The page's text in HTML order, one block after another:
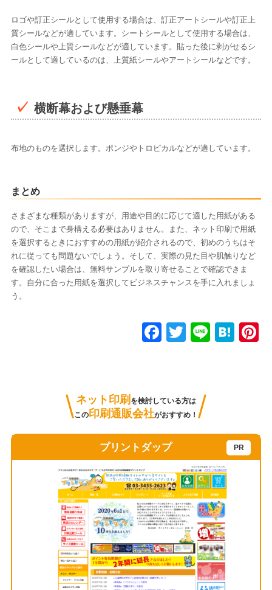
ロゴや訂正シールとして使用する場合は、訂正アートシールや訂正上
質シールなどが適しています。シートシールとして使用する場合は、
白色シールや上質シールなどが適しています。貼った後に剥がせるシ
ールとして適しているのは、上質紙シールやアートシールなどです。
横断幕および懸垂幕
布地のものを選択します。ポンジやトロピカルなどが適しています。
まとめ
さまざまな種類がありますが、用途や目的に応じて適した用紙がある
ので、そこまで身構える必要はありません。また、ネット印刷で用紙
を選択するときにおすすめの用紙が紹介されるので、初めのうちはそ
れに従っても問題ないでしょう。そして、実際の見た目や肌触りなど
を確認したい場合は、無料サンプルを取り寄せることで確認できま
す。自分に合った用紙を選択してビジネスチャンスを手に入れましょ
う。
F
b
o
o
k
T
er
Li
H
ネット印刷 を検討している方は
この印刷通販会社がおすすめ！
プリントダップ